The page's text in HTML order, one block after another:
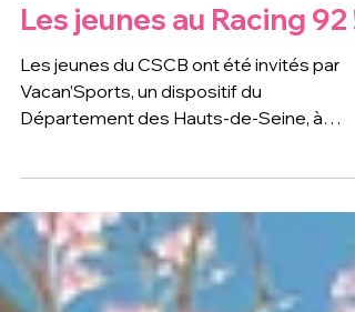
26 mars
Les jeunes au Racing 92 !
Les jeunes du CSCB ont été invités par
autour du rugby à la Paris La Défense
Arena. Au cours de cet événement, les
enfants ont pu découvrir et s’initier à
différentes activités proposées par des